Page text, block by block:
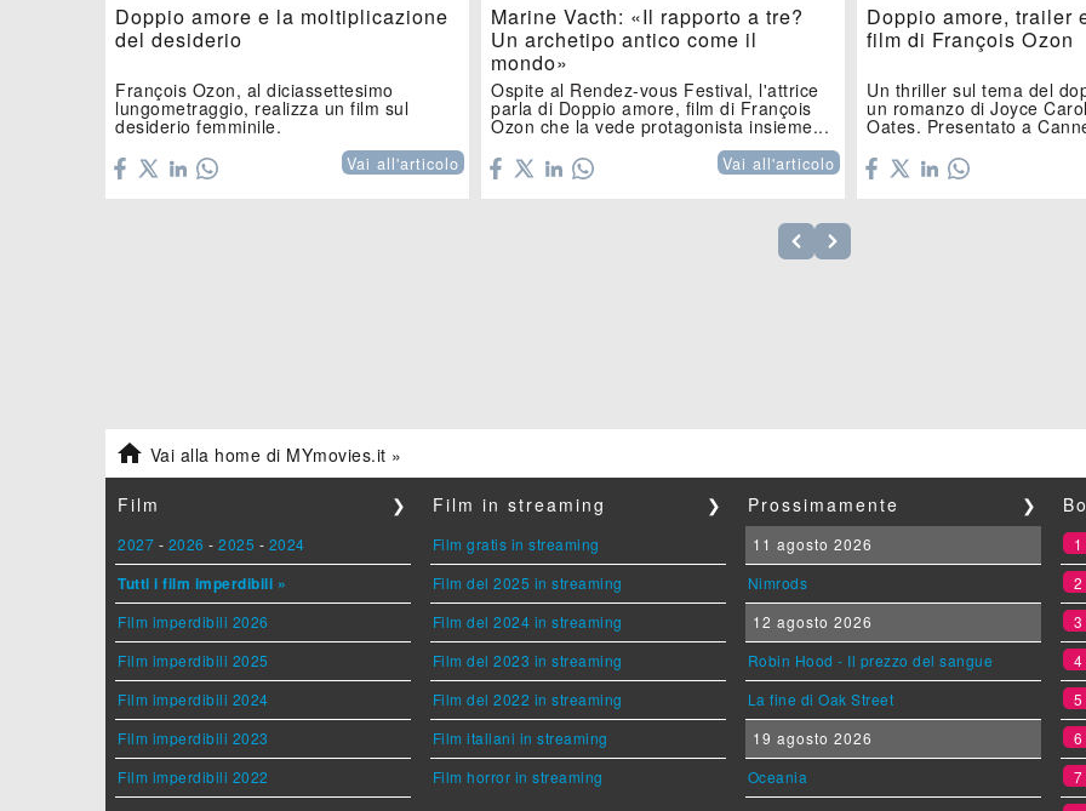
Doppio amore e la moltiplicazione
del desiderio
François Ozon, al diciassettesimo
lungometraggio, realizza un film sul
desiderio femminile.
Vai all'articolo
Marine Vacth: «Il rapporto a tre?
Un archetipo antico come il
mondo»
Ospite al Rendez-vous Festival, l'attrice
parla di Doppio amore, film di François
Ozon che la vede protagonista insieme...
Vai all'articolo
Doppio amore, trailer
film di François Ozon
Un thriller sul tema del
un romanzo di Joyce
Oates. Presentato a
 Vai alla home di MYmovies.it »
Film ❯
2027 - 2026 - 2025 - 2024
Tutti i film imperdibili »
Film imperdibili 2026
Film imperdibili 2025
Film imperdibili 2024
Film imperdibili 2023
Film imperdibili 2022
Film in streaming ❯
Film gratis in streaming
Film del 2025 in streaming
Film del 2024 in streaming
Film del 2023 in streaming
Film del 2022 in streaming
Film italiani in streaming
Film horror in streaming
Prossimamente ❯
11 agosto 2026
Nimrods
12 agosto 2026
Robin Hood - Il prezzo del sangue
La fine di Oak Street
19 agosto 2026
Oceania